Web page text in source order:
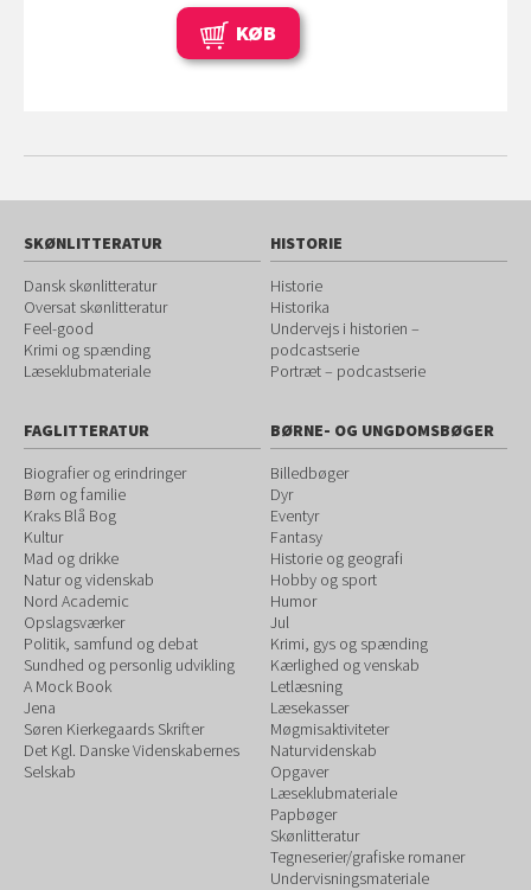
KØB
SKØNLITTERATUR
Dansk skønlitteratur
Oversat skønlitteratur
Feel-good
Krimi og spænding
Læseklubmateriale
HISTORIE
Historie
Historika
Undervejs i historien –
podcastserie
Portræt – podcastserie
FAGLITTERATUR
Biografier og erindringer
Børn og familie
Kraks Blå Bog
Kultur
Mad og drikke
Natur og videnskab
Nord Academic
Opslagsværker
Politik, samfund og debat
Sundhed og personlig udvikling
A Mock Book
Jena
Søren Kierkegaards Skrifter
Det Kgl. Danske Videnskabernes
Selskab
BØRNE- OG UNGDOMSBØGER
Billedbøger
Dyr
Eventyr
Fantasy
Historie og geografi
Hobby og sport
Humor
Jul
Krimi, gys og spænding
Kærlighed og venskab
Letlæsning
Læsekasser
Møgmisaktiviteter
Naturvidenskab
Opgaver
Læseklubmateriale
Papbøger
Skønlitteratur
Tegneserier/grafiske romaner
Undervisningsmateriale